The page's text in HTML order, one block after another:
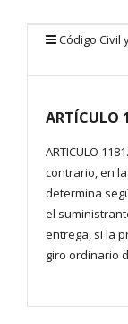
Código Civil
ARTÍCULO
ARTICULO
contrario, en
determina
el
entrega, si la
giro ordinario